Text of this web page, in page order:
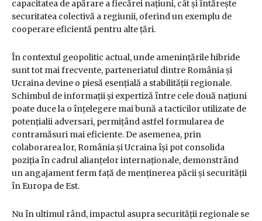
capacitatea de apărare a fiecărei națiuni, cât și întărește
securitatea colectivă a regiunii, oferind un exemplu de
cooperare eficientă pentru alte țări.
În contextul geopolitic actual, unde amenințările hibride
sunt tot mai frecvente, parteneriatul dintre România și
Ucraina devine o piesă esențială a stabilității regionale.
Schimbul de informații și expertiză între cele două națiuni
poate duce la o înțelegere mai bună a tacticilor utilizate de
potențialii adversari, permițând astfel formularea de
contramăsuri mai eficiente. De asemenea, prin
colaborarea lor, România și Ucraina își pot consolida
poziția în cadrul alianțelor internaționale, demonstrând
un angajament ferm față de menținerea păcii și securității
în Europa de Est.
Nu în ultimul rând, impactul asupra securității regionale se